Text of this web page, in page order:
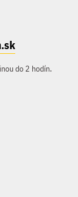
do 2 hodín.